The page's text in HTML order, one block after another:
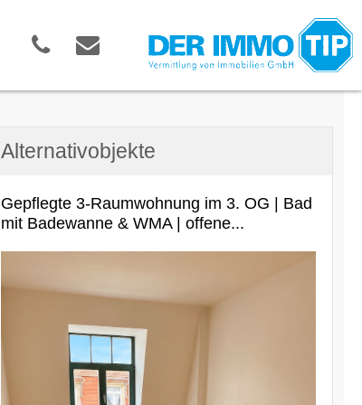
Alternativobjekte
Gepflegte 3-Raumwohnung im 3. OG | Bad
mit Badewanne & WMA | offene...